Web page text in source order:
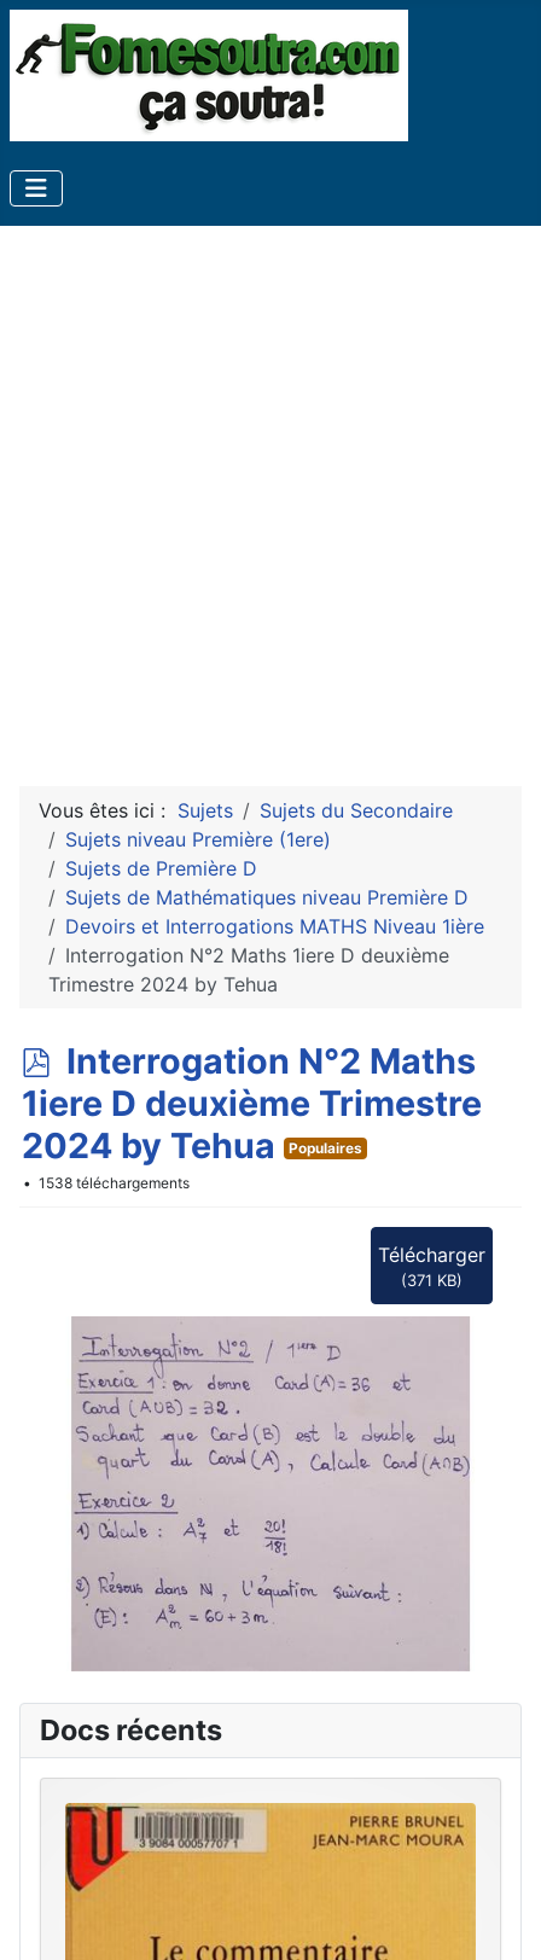
Vous êtes ici : Sujets
Sujets du Secondaire
Sujets niveau Première (1ere)
Sujets de Première D
Sujets de Mathématiques niveau Première D
Devoirs et Interrogations MATHS Niveau 1ière
Interrogation N°2 Maths 1iere D deuxième
Trimestre 2024 by Tehua
p
d
f
Interrogation N°2 Maths
1iere D deuxième Trimestre
2024 by Tehua
Populaires
1538 téléchargements
Télécharger
(371 KB)
Docs récents